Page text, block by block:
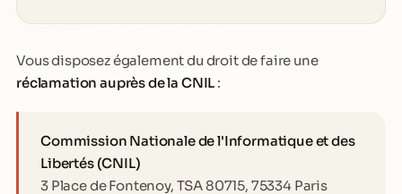
Vous disposez également du droit de faire une
réclamation auprès de la CNIL :
Commission Nationale de l'Informatique et des
Libertés (CNIL)
3 Place de Fontenoy, TSA 80715, 75334 Paris